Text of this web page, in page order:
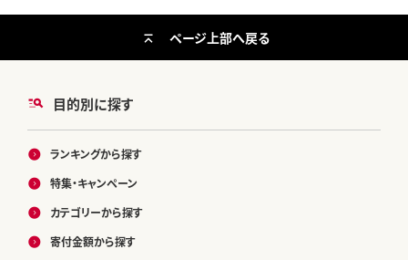
目的別に探す
ランキングから探す
特集・キャンペーン
カテゴリーから探す
寄付金額から探す
ページ上部へ戻る